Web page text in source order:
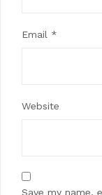
Email *
Website
Save my name,